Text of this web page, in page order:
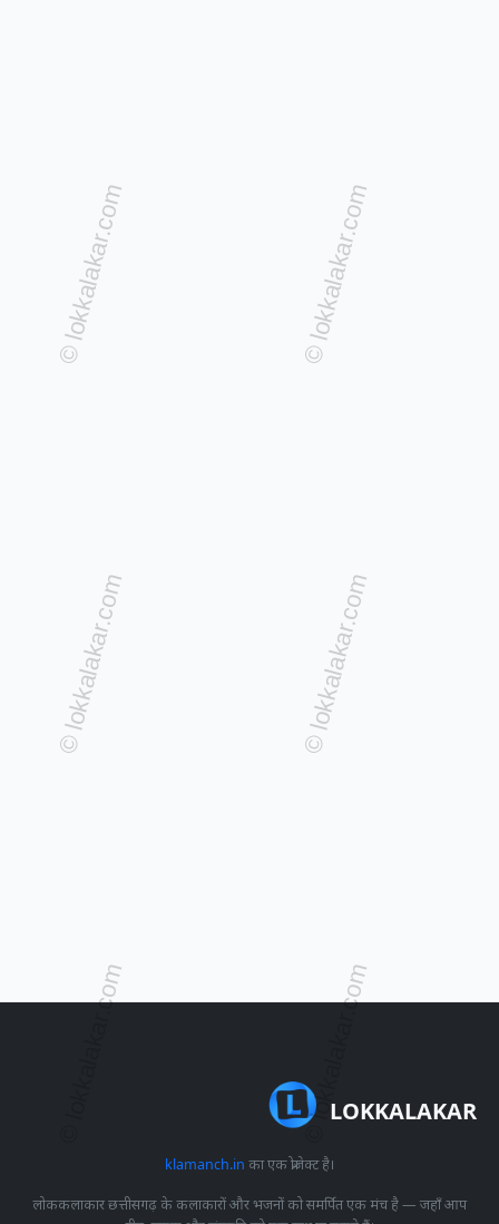
LOKKALAKAR
klamanch.in का एक प्रोजेक्ट है।
लोककलाकार छत्तीसगढ़ के कलाकारों और भजनों को समर्पित एक मंच है — जहाँ आप